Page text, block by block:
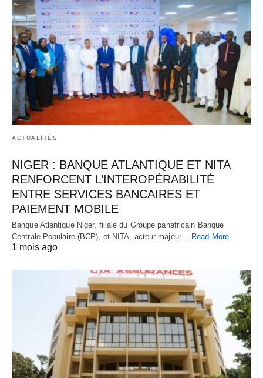
ACTUALITÉS
NIGER : BANQUE ATLANTIQUE ET NITA
RENFORCENT L’INTEROPÉRABILITÉ
ENTRE SERVICES BANCAIRES ET
PAIEMENT MOBILE
Banque Atlantique Niger, filiale du Groupe panafricain Banque
Centrale Populaire (BCP), et NITA, acteur majeur… Read More
1 mois ago